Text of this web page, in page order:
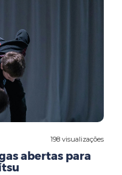
198 visualizações
abertas para